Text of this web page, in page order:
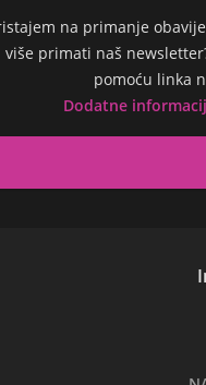
na primanje
više primati naš
pomoću linka
Dodatne